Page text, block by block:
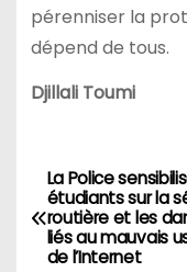
pérenniser la
dépend de tous.
Djillali Toumi
N
a
La Police
étudiants sur la
routière et les
liés au mauvais
de l’Internet